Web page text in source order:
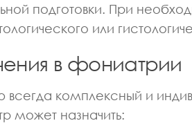
подготовки. При
или
в фониатрии
всегда комплексный и
может назначить: